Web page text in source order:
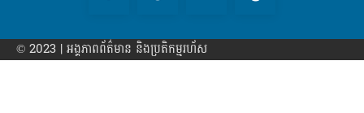
© 2023 | អង្គភាព​ព័ត៌មាន​ និងប្រតិកម្មរហ័ស